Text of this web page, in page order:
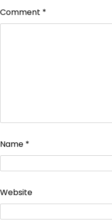
Comment *
Name *
Website